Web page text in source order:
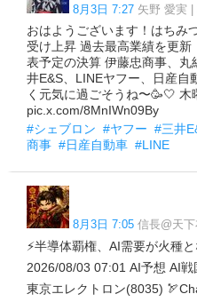
8月3日 7:27 矢野 愛実 |
おはようございます！はち
受け上昇 過去最高業績を更
表予定の決算 伊藤忠商事、
井E&S、LINEヤフー、日産自
く元気に過ごそうね〜🥳🤍
pic.x.com/8MnIWn09By
#シェブロン #ヤフー #三井
商事 #日産自動車 #LINE
8月3日 7:05 信長@天
⚡半導体覇権、AI需要が火種
2026/08/03 07:01 AI予想 AI
東京エレクトロン(8035)